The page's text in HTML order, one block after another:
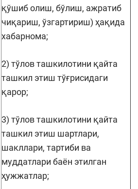
қўшиб олиш, бўлиш, ажратиб
чиқариш, ўзгартириш) ҳақида
хабарнома;
2) тўлов ташкилотини қайта
ташкил этиш тўғрисидаги
қарор;
3) тўлов ташкилотини қайта
ташкил этиш шартлари,
шакллари, тартиби ва
муддатлари баён этилган
ҳужжатлар;